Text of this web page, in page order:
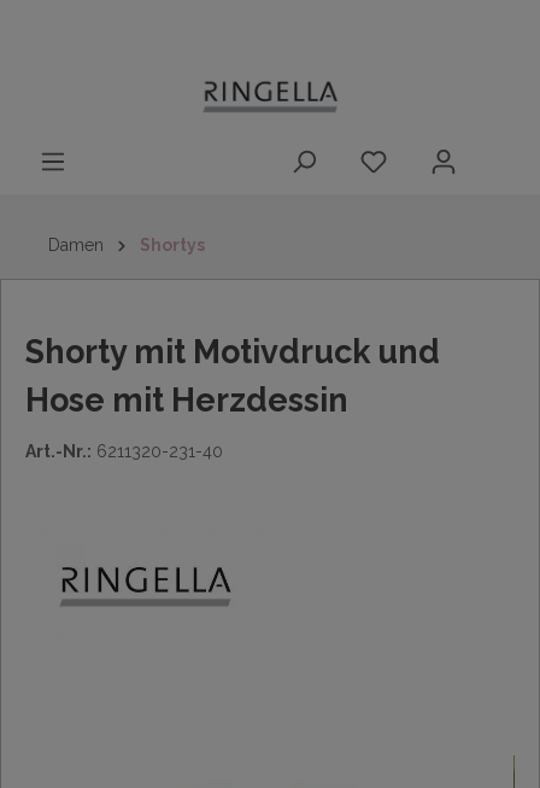
Damen Shortys
Shorty mit Motivdruck und
Hose mit Herzdessin
Art.-Nr.: 6211320-231-40